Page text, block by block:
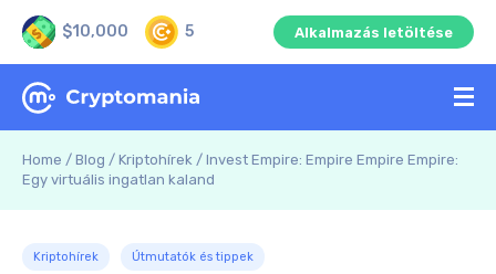
$10,000 5 Alkalmazás letöltése
Home / Blog / Kriptohírek / Invest Empire: Empire Empire Empire:
Egy virtuális ingatlan kaland
Kriptohírek Útmutatók és tippek